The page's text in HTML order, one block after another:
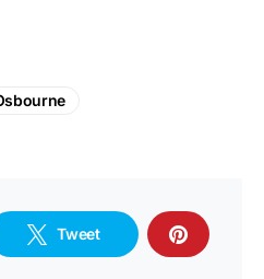
Tweet